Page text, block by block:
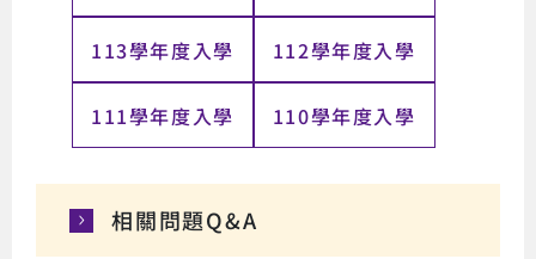
113學年度入學 112學年度入學
111學年度入學 110學年度入學
相關問題Q&A